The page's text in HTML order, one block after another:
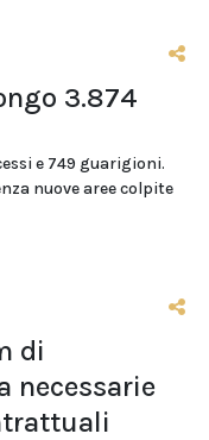
3.874
e 749 guarigioni.
nuove aree colpite
di
necessarie